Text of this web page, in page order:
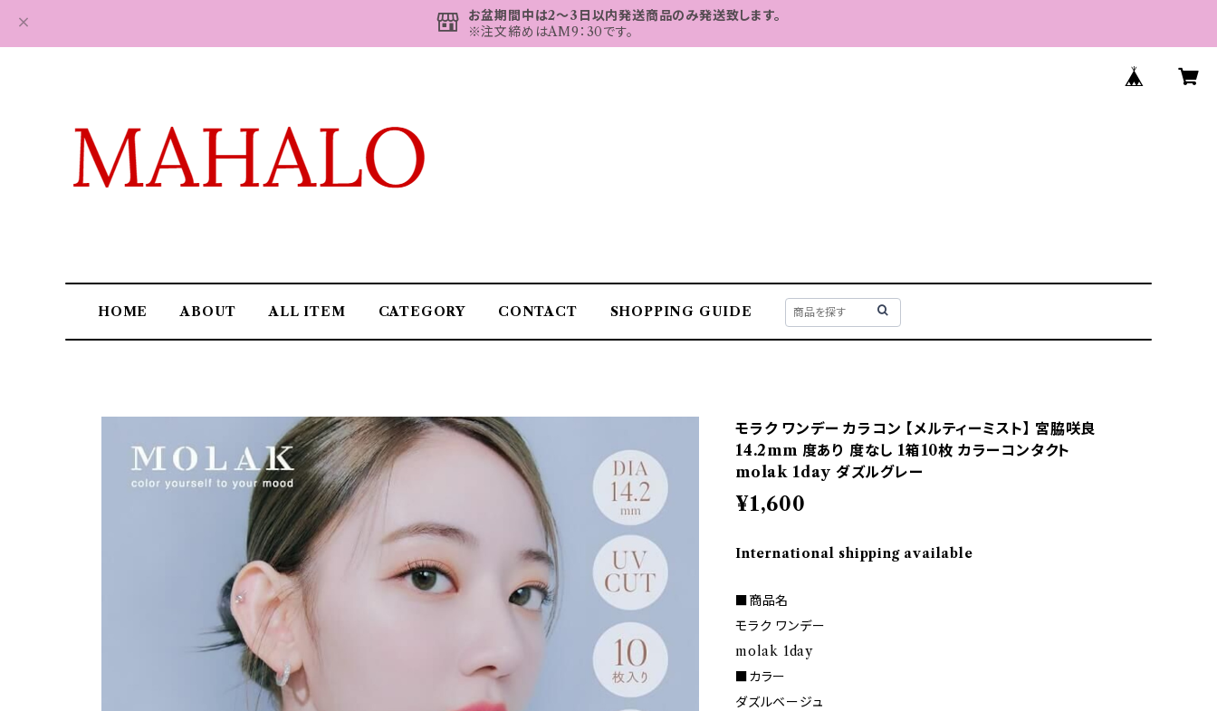
お盆期間中は2～3日以内発送商品のみ発送致します。
※注文締めはAM9：30です。
HOME ABOUT ALL ITEM CATEGORY CONTACT SHOPPING GUIDE
モラク ワンデー カラコン 【メルティーミスト】 宮脇咲良
14.2mm 度あり 度なし 1箱10枚 カラーコンタクト
molak 1day ダズルグレー
¥1,600
International shipping available
■商品名
モラク ワンデー
molak 1day
■カラー
ダズルベージュ